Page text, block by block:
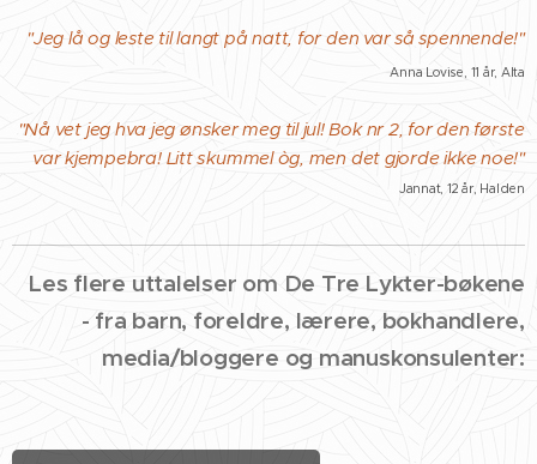
"Jeg lå og leste til langt på natt, for den var så spennende!"
Anna Lovise, 11 år, Alta
"Nå vet jeg hva jeg ønsker meg til jul! Bok nr 2, for den første
var kjempebra! Litt skummel òg, men det gjorde ikke noe!"
Jannat, 12 år, Halden
Les flere uttalelser om De Tre Lykter-bøkene
- fra barn, foreldre, lærere, bokhandlere,
media/bloggere og manuskonsulenter: